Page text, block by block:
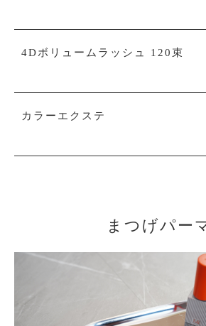
4Dボリュームラッシュ 120束
カラーエクステ
まつげパー